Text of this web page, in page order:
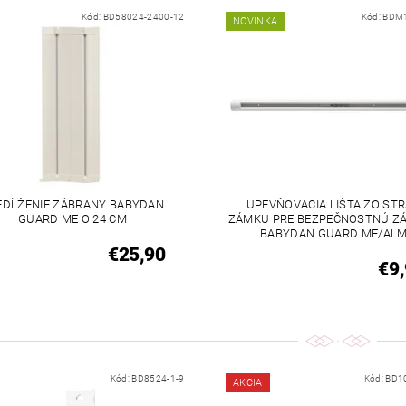
Kód: BD58024-2400-12
ZÁBRANY BABYDAN
GUARD ME O 24 CM
€25,90
NOVINKA Kód:
UPEVŇOVACIA LIŠTA ZO
ZÁMKU PRE BEZPEČNOSTNÚ
BABYDAN GUARD ME/
Kód: BD8524-1-9 AKCIA Kód: